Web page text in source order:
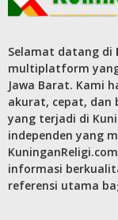
Selamat datang di
multiplatform
Jawa Barat. Kami
akurat, cepat, dan
yang terjadi di
independen yang
informasi
referensi utama